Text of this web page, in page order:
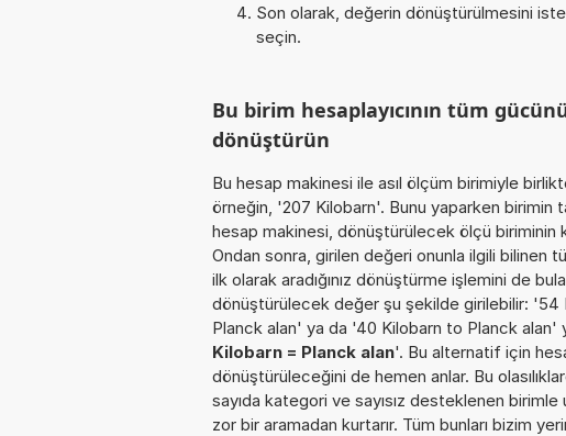
Son olarak, değerin dönüştürülmesini
seçin.
Bu birim hesaplayıcının tüm
dönüştürün
Bu hesap makinesi ile asıl ölçüm birimiyle
örneğin, '207 Kilobarn'. Bunu yaparken birimin
hesap makinesi, dönüştürülecek ölçü
Ondan sonra, girilen değeri onunla ilgili bilinen
ilk olarak aradığınız dönüştürme işlemini de
dönüştürülecek değer şu şekilde girilebilir:
Planck alan' ya da '40 Kilobarn to Planck alan'
Kilobarn = Planck alan'. Bu alternatif için
dönüştürüleceğini de hemen anlar. Bu
sayıda kategori ve sayısız desteklenen
zor bir aramadan kurtarır. Tüm bunları bizim